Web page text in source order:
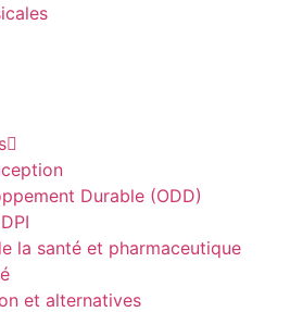
Durable (ODD)
la santé et pharmaceutique
et alternatives